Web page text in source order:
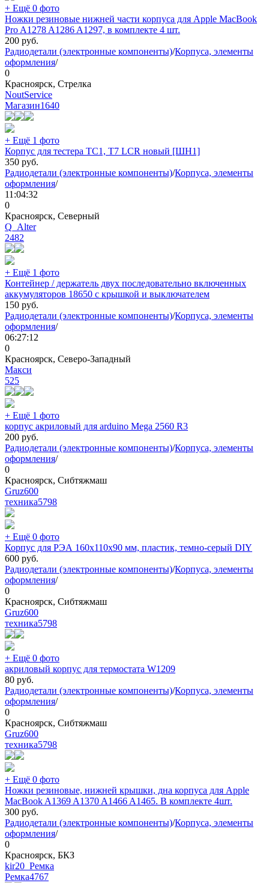
+ Ещё 0 фото
Ножки резиновые нижней части корпуса для Apple MacBook
Pro A1278 A1286 A1297, в комплекте 4 шт.
200 руб.
Радиодетали (электронные компоненты)/Корпуса, элементы
оформления/
0
Красноярск, Стрелка
NoutService
Магазин1640
+ Ещё 1 фото
Корпус для тестера TC1, T7 LCR новый [ШН1]
350 руб.
Радиодетали (электронные компоненты)/Корпуса, элементы
оформления/
11:04:32
0
Красноярск, Северный
Q_Alter
2482
+ Ещё 1 фото
Контейнер / держатель двух последовательно включенных
аккумуляторов 18650 с крышкой и выключателем
150 руб.
Радиодетали (электронные компоненты)/Корпуса, элементы
оформления/
06:27:12
0
Красноярск, Северо-Западный
Макси
525
+ Ещё 1 фото
корпус акриловый для arduino Mega 2560 R3
200 руб.
Радиодетали (электронные компоненты)/Корпуса, элементы
оформления/
0
Красноярск, Сибтяжмаш
Gruz600
техника5798
+ Ещё 0 фото
Корпус для РЭА 160х110х90 мм, пластик, темно-серый DIY
600 руб.
Радиодетали (электронные компоненты)/Корпуса, элементы
оформления/
0
Красноярск, Сибтяжмаш
Gruz600
техника5798
+ Ещё 0 фото
акриловый корпус для термостата W1209
80 руб.
Радиодетали (электронные компоненты)/Корпуса, элементы
оформления/
0
Красноярск, Сибтяжмаш
Gruz600
техника5798
+ Ещё 0 фото
Ножки резиновые, нижней крышки, дна корпуса для Apple
MacBook A1369 A1370 A1466 A1465. В комплекте 4шт.
300 руб.
Радиодетали (электронные компоненты)/Корпуса, элементы
оформления/
0
Красноярск, БКЗ
kir20_Ремка
Ремка4767